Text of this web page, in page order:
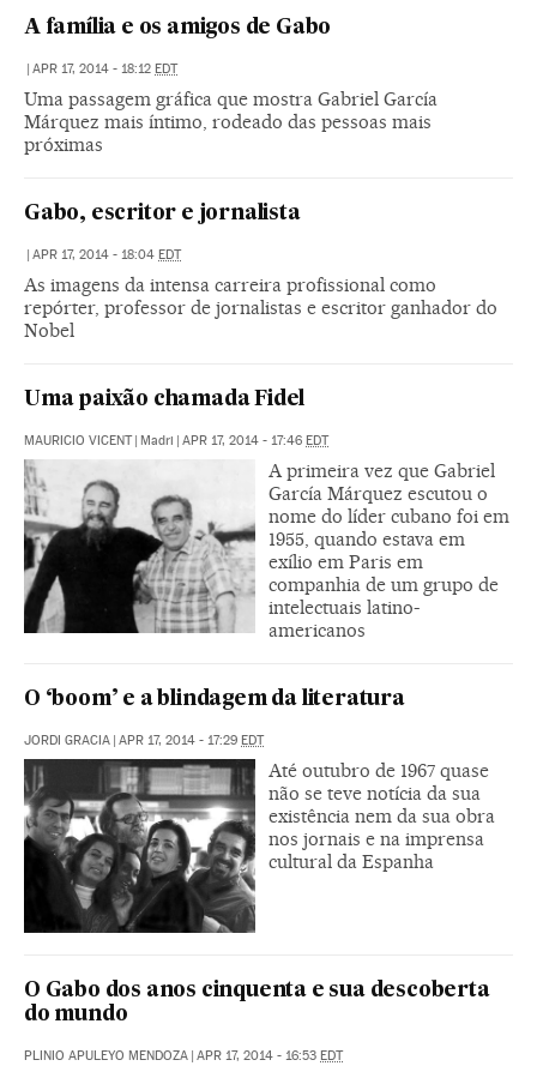
A família e os amigos de Gabo
| APR 17, 2014 - 18:12 EDT
Uma passagem gráfica que mostra Gabriel García
Márquez mais íntimo, rodeado das pessoas mais
próximas
Gabo, escritor e jornalista
| APR 17, 2014 - 18:04 EDT
As imagens da intensa carreira profissional como
repórter, professor de jornalistas e escritor ganhador do
Nobel
Uma paixão chamada Fidel
MAURICIO VICENT | Madri | APR 17, 2014 - 17:46 EDT
A primeira vez que Gabriel
García Márquez escutou o
nome do líder cubano foi em
1955, quando estava em
exílio em Paris em
companhia de um grupo de
intelectuais latino-
americanos
O ‘boom’ e a blindagem da literatura
JORDI GRACIA | APR 17, 2014 - 17:29 EDT
Até outubro de 1967 quase
não se teve notícia da sua
existência nem da sua obra
nos jornais e na imprensa
cultural da Espanha
O Gabo dos anos cinquenta e sua descoberta
do mundo
PLINIO APULEYO MENDOZA | APR 17, 2014 - 16:53 EDT